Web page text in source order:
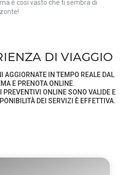
è così vasto che ti sembra di
DI VIAGGIO
AGGIORNATE IN TEMPO REALE DAL
E PRENOTA ONLINE.
PREVENTIVI ONLINE SONO VALIDE E
DEI SERVIZI È EFFETTIVA.